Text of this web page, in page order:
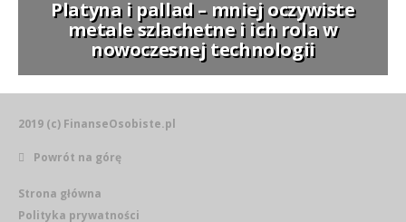
Platyna i pallad – mniej oczywiste
metale szlachetne i ich rola w
nowoczesnej technologii
2019 (c) FinanseOsobiste.pl
Powrót na górę
Strona główna
Polityka prywatności